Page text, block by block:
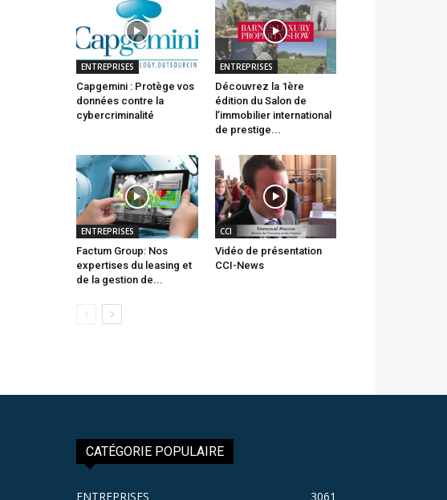
ENTREPRISES
Capgemini : Protège vos
données contre la
cybercriminalité
ENTREPRISES
Découvrez la 1ère
édition du Salon de
l’immobilier international
de prestige...
ENTREPRISES
Factum Group: Nos
expertises du leasing et
de la gestion de...
CCI
Vidéo de présentation
CCI-News
CATÉGORIE POPULAIRE
ENTREPRISES 3061